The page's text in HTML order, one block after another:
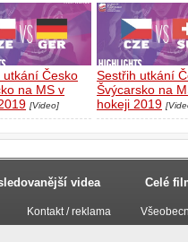
utkání Česko
na MS v
[Video]
Sestřih utkání
Švýcarsko na
hokeji 2019
videa Celé
Kontakt / reklama